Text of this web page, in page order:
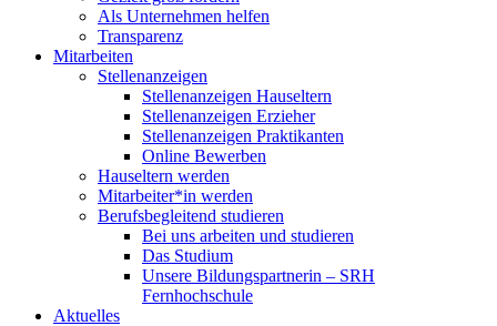
Als Unternehmen helfen
Transparenz
Mitarbeiten
Stellenanzeigen
Stellenanzeigen Hauseltern
Stellenanzeigen Erzieher
Stellenanzeigen Praktikanten
Online Bewerben
Hauseltern werden
Mitarbeiter*in werden
Berufsbegleitend studieren
Bei uns arbeiten und studieren
Das Studium
Unsere Bildungspartnerin – SRH
Fernhochschule
Aktuelles